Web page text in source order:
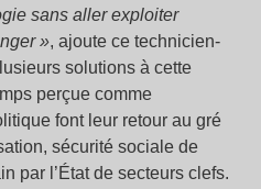
sans aller exploiter
», ajoute ce technicien-
solutions à cette
perçue comme
font leur retour au gré
sécurité sociale de
par l’État de secteurs clefs.